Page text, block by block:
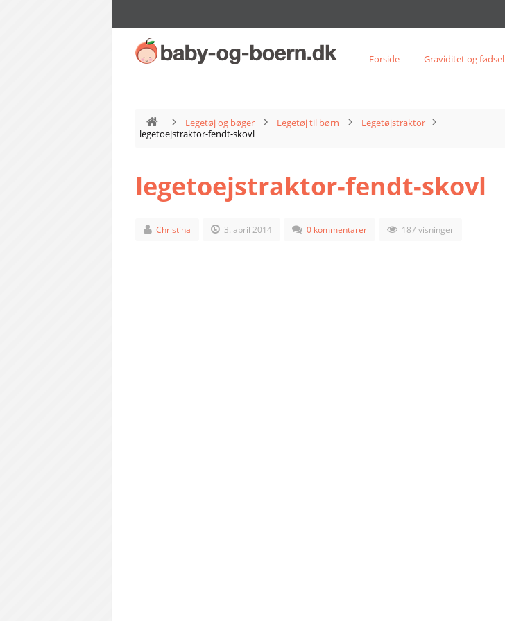
Forside Graviditet og fødsel
Legetøj og bøger Legetøj til børn
Legetøjstraktor
legetoejstraktor-fendt-skovl
legetoejstraktor-fendt-skovl
Christina 3. april 2014 0 kommentarer 187 visninger